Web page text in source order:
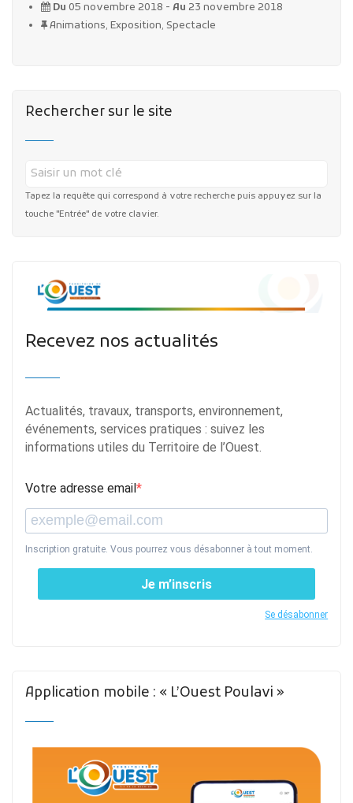
Du 05 novembre 2018 - Au 23 novembre 2018
Animations, Exposition, Spectacle
Rechercher sur le site
Tapez la requête qui correspond à votre recherche puis appuyez sur la
touche "Entrée" de votre clavier.
Recevez nos actualités
Actualités, travaux, transports, environnement,
événements, services pratiques : suivez les
informations utiles du Territoire de l’Ouest.
Votre adresse email
Inscription gratuite. Vous pourrez vous désabonner à tout moment.
Je m’inscris
Se désabonner
Application mobile : « L’Ouest Poulavi »